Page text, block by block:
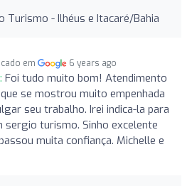
Turismo - Ilhéus e Itacaré/Bahia
em 6 years ago
Foi tudo muito bom! Atendimento
se mostrou muito empenhada
seu trabalho. Irei indica-la para
sergio turismo. Sinho excelente
muita confiança. Michelle e